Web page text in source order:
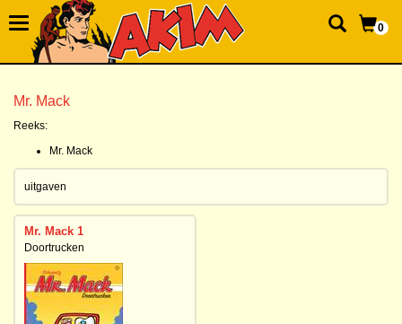
0
Mr. Mack
Reeks:
Mr. Mack
uitgaven
Mr. Mack 1
Doortrucken